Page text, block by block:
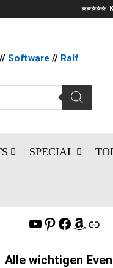
// Software // Ralf
SPECIAL
YouTube
Pinterest
Facebook
Link
Alle wichtigen